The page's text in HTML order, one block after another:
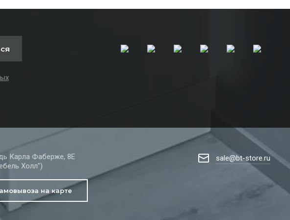
Карла Фаберже, 8Е
Холл")
на карте
sale@bt-store.ru